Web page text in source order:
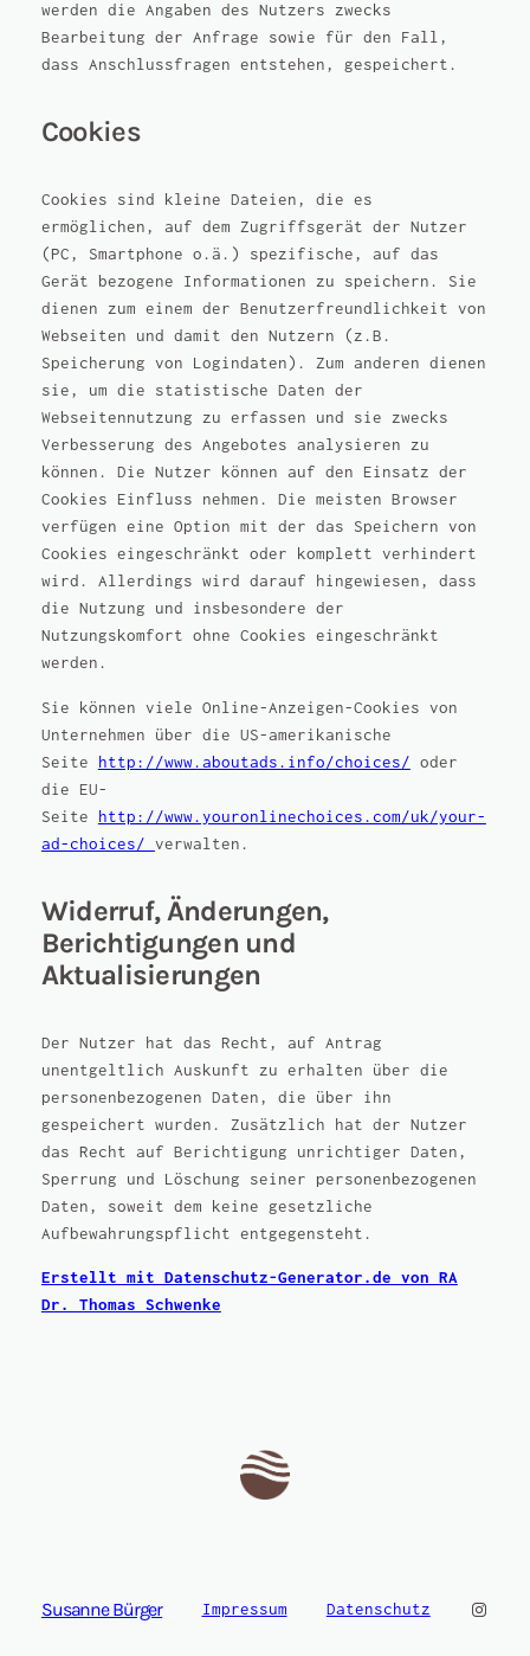
werden die Angaben des Nutzers zwecks
Bearbeitung der Anfrage sowie für den Fall,
dass Anschlussfragen entstehen, gespeichert.
Cookies
Cookies sind kleine Dateien, die es
ermöglichen, auf dem Zugriffsgerät der Nutzer
(PC, Smartphone o.ä.) spezifische, auf das
Gerät bezogene Informationen zu speichern. Sie
dienen zum einem der Benutzerfreundlichkeit von
Webseiten und damit den Nutzern (z.B.
Speicherung von Logindaten). Zum anderen dienen
sie, um die statistische Daten der
Webseitennutzung zu erfassen und sie zwecks
Verbesserung des Angebotes analysieren zu
können. Die Nutzer können auf den Einsatz der
Cookies Einfluss nehmen. Die meisten Browser
verfügen eine Option mit der das Speichern von
Cookies eingeschränkt oder komplett verhindert
wird. Allerdings wird darauf hingewiesen, dass
die Nutzung und insbesondere der
Nutzungskomfort ohne Cookies eingeschränkt
werden.
Sie können viele Online-Anzeigen-Cookies von
Unternehmen über die US-amerikanische
Seite
http://www.aboutads.info/choices/ oder
die EU-
Seite
http://www.youronlinechoices.com/uk/your-
ad-choices/ verwalten.
Widerruf, Änderungen,
Berichtigungen und
Aktualisierungen
Der Nutzer hat das Recht, auf Antrag
unentgeltlich Auskunft zu erhalten über die
personenbezogenen Daten, die über ihn
gespeichert wurden. Zusätzlich hat der Nutzer
das Recht auf Berichtigung unrichtiger Daten,
Sperrung und Löschung seiner personenbezogenen
Daten, soweit dem keine gesetzliche
Aufbewahrungspflicht entgegensteht.
Erstellt mit Datenschutz-Generator.de von RA
Dr. Thomas Schwenke
Susanne Bürger Impressum Datenschutz